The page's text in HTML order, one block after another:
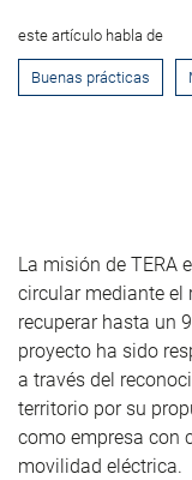
este artículo habla de
Buenas prácticas
La misión de TERA
circular mediante el
recuperar hasta un
proyecto ha sido
a través del
territorio por su
como empresa con
movilidad eléctrica.